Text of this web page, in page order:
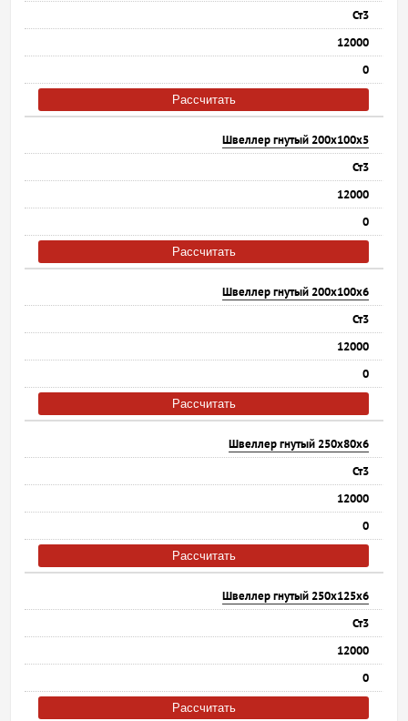
Ст3
12000
0
Рассчитать
Швеллер гнутый 200х100х5
Ст3
12000
0
Рассчитать
Швеллер гнутый 200х100х6
Ст3
12000
0
Рассчитать
Швеллер гнутый 250х80х6
Ст3
12000
0
Рассчитать
Швеллер гнутый 250х125х6
Ст3
12000
0
Рассчитать